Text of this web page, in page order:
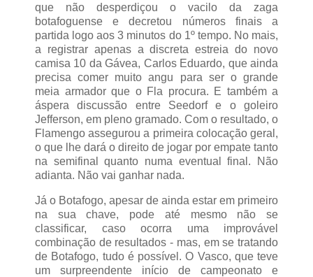
que não desperdiçou o vacilo da zaga
botafoguense e decretou números finais a
partida logo aos 3 minutos do 1º tempo. No mais,
a registrar apenas a discreta estreia do novo
camisa 10 da Gávea, Carlos Eduardo, que ainda
precisa comer muito angu para ser o grande
meia armador que o Fla procura. E também a
áspera discussão entre Seedorf e o goleiro
Jefferson, em pleno gramado. Com o resultado, o
Flamengo assegurou a primeira colocação geral,
o que lhe dará o direito de jogar por empate tanto
na semifinal quanto numa eventual final. Não
adianta. Não vai ganhar nada.
Já o Botafogo, apesar de ainda estar em primeiro
na sua chave, pode até mesmo não se
classificar, caso ocorra uma improvável
combinação de resultados - mas, em se tratando
de Botafogo, tudo é possível. O Vasco, que teve
um surpreendente início de campeonato e